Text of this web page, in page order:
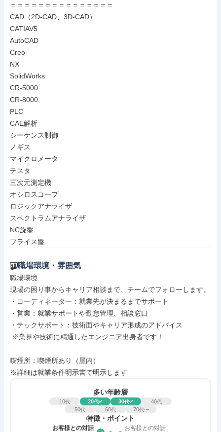
＝＝＝＝＝＝＝＝＝＝＝＝＝＝＝
CAD（2D-CAD、3D-CAD）
CATIAV5
AutoCAD
Creo
NX
SolidWorks
CR-5000
CR-8000
PLC
CAE解析
シーケンス制御
ノギス
マイクロメータ
テスタ
三次元測定機
オシロスコープ
ロジックアナライザ
スペクトラムアナライザ
NC旋盤
フライス盤
職場環境・雰囲気
職場環境
現場の困り事からキャリア相談まで、チームでフォローします。
・コーディネーター：就業先が決まるまでサポート
・営業：就業サポートや勤怠管理、相談窓口
・テックサポート：技術面やキャリア形成のアドバイス
喫煙所：喫煙所あり（屋内）
※詳細は就業条件明示書で明示します
多い年齢層
10代 20代 30代 40代
50代 60代 70代〜
特徴・ポイント
お客様との対話
お客様との対話